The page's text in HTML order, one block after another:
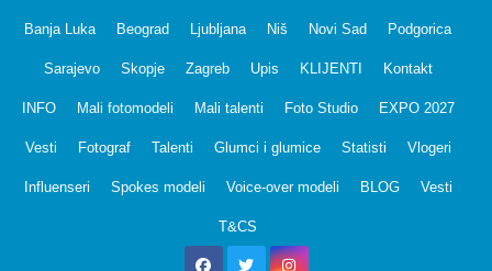
Banja Luka Beograd Ljubljana Niš Novi Sad Podgorica
Sarajevo Skopje Zagreb Upis KLIJENTI Kontakt
INFO Mali fotomodeli Mali talenti Foto Studio EXPO 2027
Vesti Fotograf Talenti Glumci i glumice Statisti Vlogeri
Influenseri Spokes modeli Voice-over modeli BLOG Vesti
T&CS